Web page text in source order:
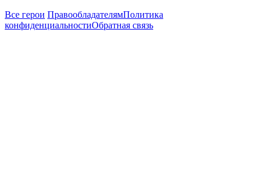
Все герои ПравообладателямПолитика
конфиденциальностиОбратная связь